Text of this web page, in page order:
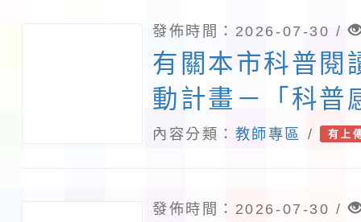
發佈時間：2026-07-30 /
有關本市科普閱
動計畫－「科普
無界 」子計畫
請踴躍參 加，
內容分類： 教師專區 / 有上
發佈時間：2026-07-30 /